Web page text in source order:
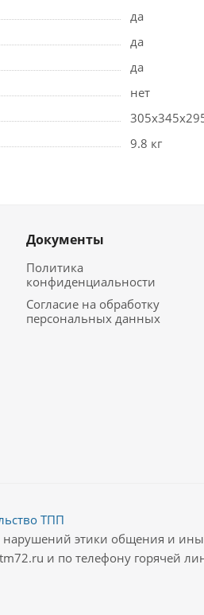
да
да
да
нет
9.8 кг
Документы
Политика
конфиденциальности
Согласие на обработку
персональных данных
ТПП
этики общения и
и по телефону горячей